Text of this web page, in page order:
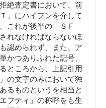
絶査定書において、前
」にハイフンを介して
これが後半の「ＳＦ
れなければならないほ
認められず、また、ア
かつありふれた記号、
ところから、上記引用
の文字のみにおいて独
るものというを相当と
フティ」の称呼をも生